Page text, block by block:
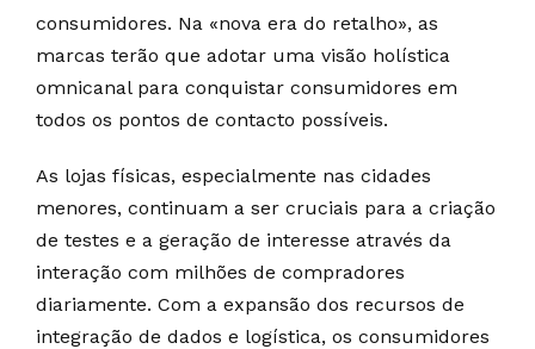
consumidores. Na «nova era do retalho», as
marcas terão que adotar uma visão holística
omnicanal para conquistar consumidores em
todos os pontos de contacto possíveis.
As lojas físicas, especialmente nas cidades
menores, continuam a ser cruciais para a criação
de testes e a geração de interesse através da
interação com milhões de compradores
diariamente. Com a expansão dos recursos de
integração de dados e logística, os consumidores